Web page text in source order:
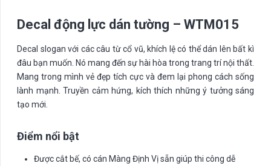
Decal động lực dán tường – WTM015
Decal slogan với các câu từ cổ vũ, khích lệ có thể dán lên bất kì
đâu bạn muốn. Nó mang đến sự hài hòa trong trang trí nội thất.
Mang trong mình vẻ đẹp tích cực và đem lại phong cách sống
lành mạnh. Truyền cảm hứng, kích thích những ý tưởng sáng
tạo mới.
Điểm nổi bật
Được cắt bế, có cán Màng Định Vị sẵn giúp thi công dễ